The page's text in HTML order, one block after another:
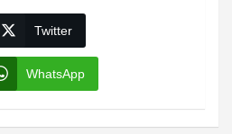
Twitter
WhatsApp